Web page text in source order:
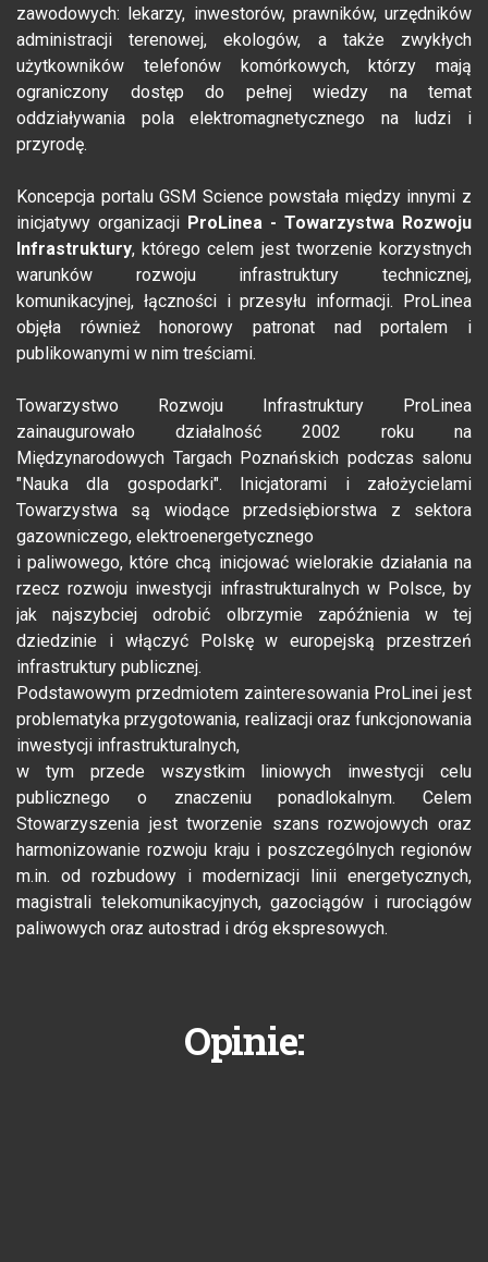
zawodowych: lekarzy, inwestorów, prawników, urzędników
administracji terenowej, ekologów, a także zwykłych
użytkowników telefonów komórkowych, którzy mają
ograniczony dostęp do pełnej wiedzy na temat
oddziaływania pola elektromagnetycznego na ludzi i
przyrodę.
Koncepcja portalu GSM Science powstała między innymi z
inicjatywy organizacji ProLinea - Towarzystwa Rozwoju
Infrastruktury, którego celem jest tworzenie korzystnych
warunków rozwoju infrastruktury technicznej,
komunikacyjnej, łączności i przesyłu informacji. ProLinea
objęła również honorowy patronat nad portalem i
publikowanymi w nim treściami.
Towarzystwo Rozwoju Infrastruktury ProLinea
zainaugurowało działalność 2002 roku na
Międzynarodowych Targach Poznańskich podczas salonu
"Nauka dla gospodarki". Inicjatorami i założycielami
Towarzystwa są wiodące przedsiębiorstwa z sektora
gazowniczego, elektroenergetycznego
i paliwowego, które chcą inicjować wielorakie działania na
rzecz rozwoju inwestycji infrastrukturalnych w Polsce, by
jak najszybciej odrobić olbrzymie zapóźnienia w tej
dziedzinie i włączyć Polskę w europejską przestrzeń
infrastruktury publicznej.
Podstawowym przedmiotem zainteresowania ProLinei jest
problematyka przygotowania, realizacji oraz funkcjonowania
inwestycji infrastrukturalnych,
w tym przede wszystkim liniowych inwestycji celu
publicznego o znaczeniu ponadlokalnym. Celem
Stowarzyszenia jest tworzenie szans rozwojowych oraz
harmonizowanie rozwoju kraju i poszczególnych regionów
m.in. od rozbudowy i modernizacji linii energetycznych,
magistrali telekomunikacyjnych, gazociągów i rurociągów
paliwowych oraz autostrad i dróg ekspresowych.
Opinie: